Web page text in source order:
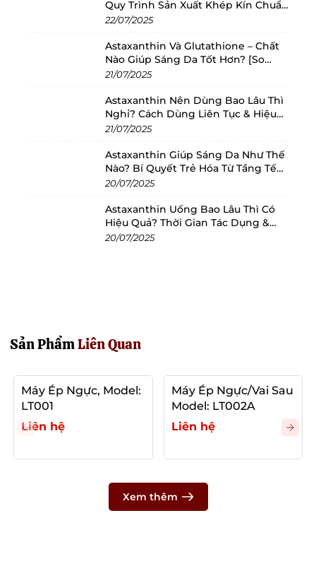
Quy Trình Sản Xuất Khép Kín Chuẩn
Châu Âu
22/07/2025
Astaxanthin Và Glutathione – Chất
Nào Giúp Sáng Da Tốt Hơn? [So
Sánh 2025]
21/07/2025
Astaxanthin Nên Dùng Bao Lâu Thì
Nghỉ? Cách Dùng Liên Tục & Hiệu
Quả Nhất
21/07/2025
Astaxanthin Giúp Sáng Da Như Thế
Nào? Bí Quyết Trẻ Hóa Từ Tầng Tế
Bào
20/07/2025
Astaxanthin Uống Bao Lâu Thì Có
Hiệu Quả? Thời Gian Tác Dụng &
Cách Dùng Tối Ưu
20/07/2025
Sản PhẩmLiên Quan
Máy Ép Ngực, Model:
LT001
Liên hệ
Máy Ép Ngực/Vai Sau
Model: LT002A
Liên hệ
Xem thêm